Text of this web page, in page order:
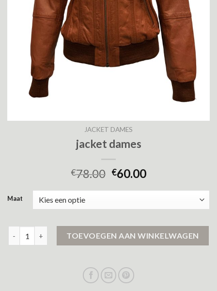
JACKET DAMES
jacket dames
€78.00 €60.00
Maat
TOEVOEGEN AAN WINKELWAGEN